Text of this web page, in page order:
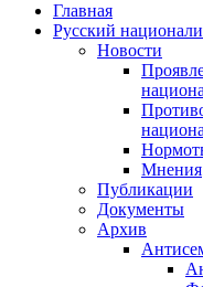
Главная
Русский
Новости
Мнения
Публикации
Документы
Архив